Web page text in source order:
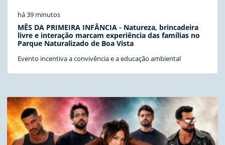
há 39 minutos
MÊS DA PRIMEIRA INFÂNCIA - Natureza, brincadeira
livre e interação marcam experiência das famílias no
Parque Naturalizado de Boa Vista
Evento incentiva a convivência e a educação ambiental